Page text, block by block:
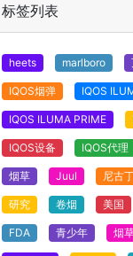
标签列表
heets marlboro
IQOS烟弹 IQOS
IQOS ILUMA PRIME
IQOS设备 IQOS代理
烟草 Juul 尼古
研究 卷烟 美国
FDA 青少年 烟